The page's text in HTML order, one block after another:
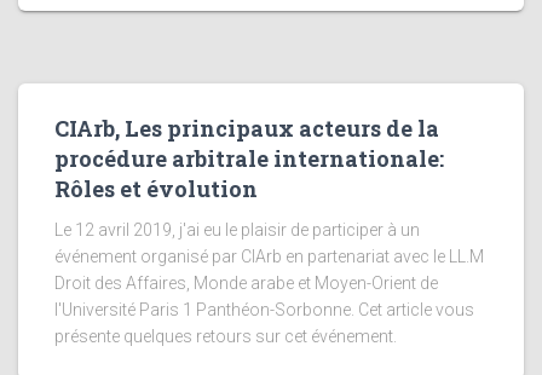
CIArb, Les principaux acteurs de la
procédure arbitrale internationale:
Rôles et évolution
Le 12 avril 2019, j'ai eu le plaisir de participer à un
événement organisé par CIArb en partenariat avec le LL.M
Droit des Affaires, Monde arabe et Moyen-Orient de
l'Université Paris 1 Panthéon-Sorbonne. Cet article vous
présente quelques retours sur cet événement.